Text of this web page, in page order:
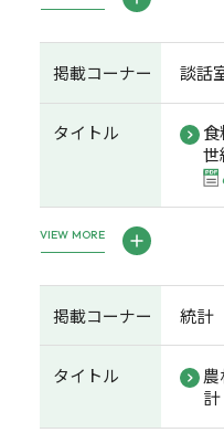
掲載コーナー 談話
タイトル
VIEW MORE
掲載コーナー 統計
タイトル
計